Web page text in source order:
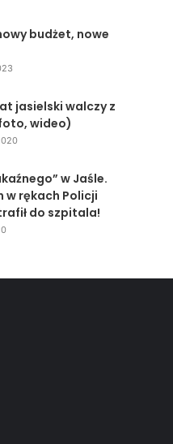
budżet, nowe
jasielski walczy z
wideo)
w Jaśle.
w rękach Policji
do szpitala!